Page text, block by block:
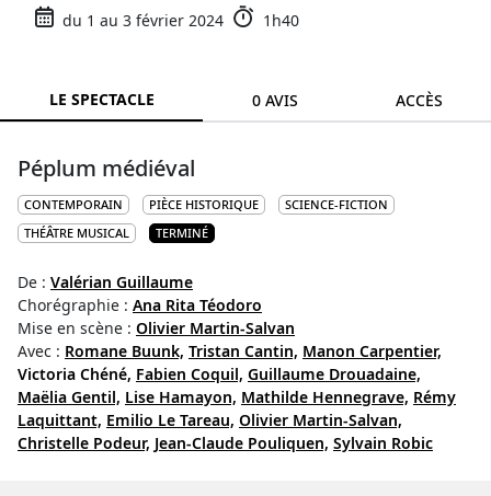
du 1 au 3 février 2024 1h40
LE SPECTACLE 0 AVIS ACCÈS
Péplum médiéval
CONTEMPORAIN PIÈCE HISTORIQUE
SCIENCE-FICTION
THÉÂTRE MUSICAL
TERMINÉ
De : Valérian Guillaume
Chorégraphie : Ana Rita Téodoro
Mise en scène : Olivier Martin-Salvan
Avec : Romane Buunk, Tristan Cantin, Manon Carpentier,
Victoria Chéné, Fabien Coquil, Guillaume Drouadaine,
Maëlia Gentil, Lise Hamayon, Mathilde Hennegrave, Rémy
Laquittant, Emilio Le Tareau, Olivier Martin-Salvan,
Christelle Podeur, Jean-Claude Pouliquen, Sylvain Robic